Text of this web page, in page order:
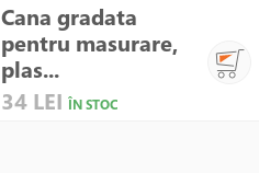
Cana gradata
pentru masurare,
plas...
34 LEI ÎN STOC